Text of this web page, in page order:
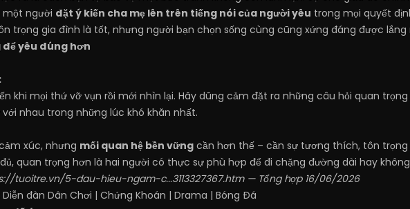
một người đặt ý kiến cha mẹ lên trên tiếng nói của người yêu trong mọi quyết
trọng gia đình là tốt, nhưng người bạn chọn sống cùng cũng xứng đáng được lắng
yêu đúng hơn
khi mọi thứ vỡ vụn rồi mới nhìn lại. Hãy dũng cảm đặt ra những câu hỏi quan
với nhau trong những lúc khó khăn nhất.
xúc, nhưng mối quan hệ bền vững cần hơn thế – cần sự tương thích, tôn
quan trọng hơn là hai người có thực sự phù hợp để đi chặng đường dài hay
tuoitre.vn/5-dau-hieu-ngam-c...3113327367.htm— Tổng hợp 16/06/2026
Diễn đàn Dân Chơi | Chứng Khoán | Drama | Bóng Đá